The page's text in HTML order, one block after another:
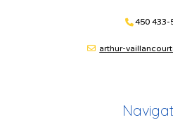
450 433-
arthur-